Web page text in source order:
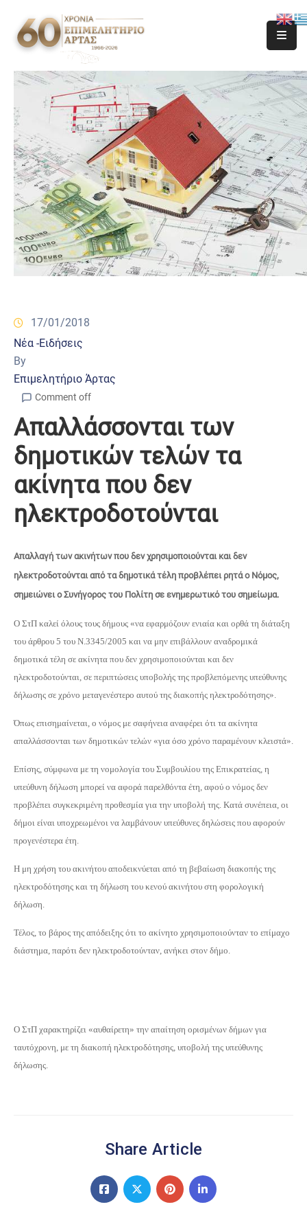
17/01/2018
Νέα -Ειδήσεις
By
Επιμελητήριο Άρτας
Comment off
Απαλλάσσονται των
δημοτικών τελών τα
ακίνητα που δεν
ηλεκτροδοτούνται
Απαλλαγή των ακινήτων που δεν χρησιμοποιούνται και δεν
ηλεκτροδοτούνται από τα δημοτικά τέλη προβλέπει ρητά ο Νόμος,
σημειώνει ο Συνήγορος του Πολίτη σε ενημερωτικό του σημείωμα.
Ο ΣτΠ καλεί όλους τους δήμους «να εφαρμόζουν ενιαία και ορθά τη διάταξη
του άρθρου 5 του Ν.3345/2005 και να μην επιβάλλουν αναδρομικά
δημοτικά τέλη σε ακίνητα που δεν χρησιμοποιούνται και δεν
ηλεκτροδοτούνται, σε περιπτώσεις υποβολής της προβλεπόμενης υπεύθυνης
δήλωσης σε χρόνο μεταγενέστερο αυτού της διακοπής ηλεκτροδότησης».
Όπως επισημαίνεται, ο νόμος με σαφήνεια αναφέρει ότι τα ακίνητα
απαλλάσσονται των δημοτικών τελών «για όσο χρόνο παραμένουν κλειστά».
Επίσης, σύμφωνα με τη νομολογία του Συμβουλίου της Επικρατείας, η
υπεύθυνη δήλωση μπορεί να αφορά παρελθόντα έτη, αφού ο νόμος δεν
προβλέπει συγκεκριμένη προθεσμία για την υποβολή της. Κατά συνέπεια, οι
δήμοι είναι υποχρεωμένοι να λαμβάνουν υπεύθυνες δηλώσεις που αφορούν
προγενέστερα έτη.
Η μη χρήση του ακινήτου αποδεικνύεται από τη βεβαίωση διακοπής της
ηλεκτροδότησης και τη δήλωση του κενού ακινήτου στη φορολογική
δήλωση.
Τέλος, το βάρος της απόδειξης ότι το ακίνητο χρησιμοποιούνταν το επίμαχο
διάστημα, παρότι δεν ηλεκτροδοτούνταν, ανήκει στον δήμο.
Ο ΣτΠ χαρακτηρίζει «αυθαίρετη» την απαίτηση ορισμένων δήμων για
ταυτόχρονη, με τη διακοπή ηλεκτροδότησης, υποβολή της υπεύθυνης
δήλωσης.
Share Article